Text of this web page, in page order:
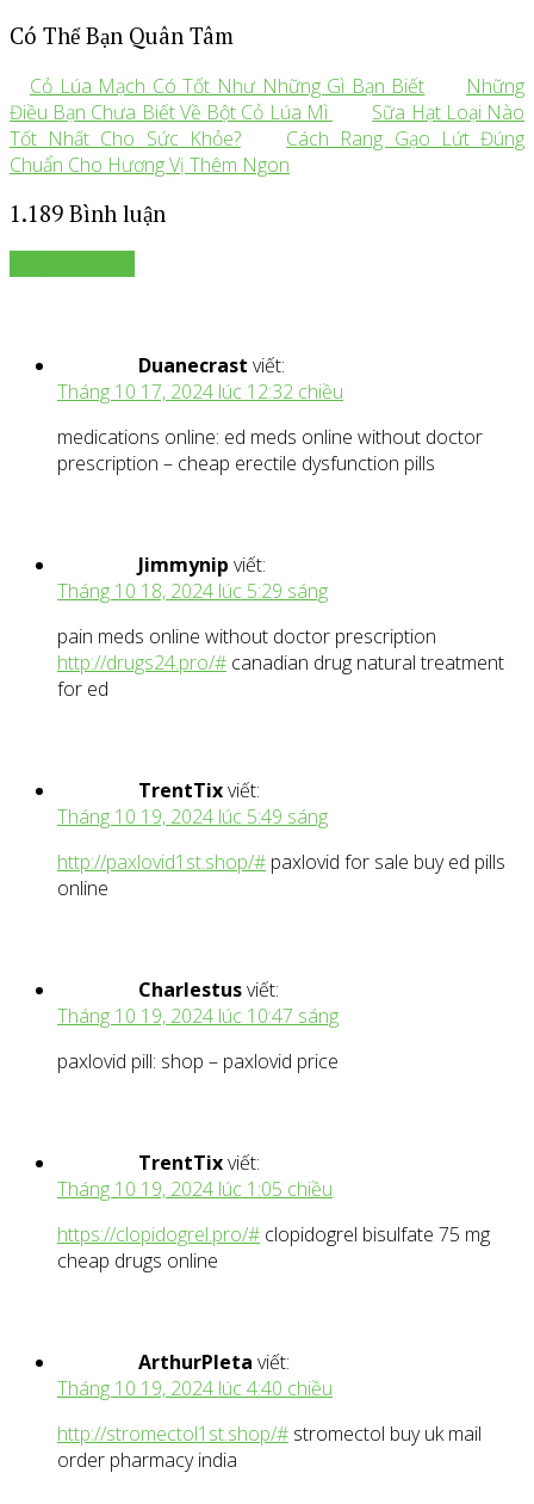
Có Thể Bạn Quân Tâm
Cỏ Lúa Mạch Có Tốt Như Những Gì Bạn Biết
Những
Điều Bạn Chưa Biết Về Bột Cỏ Lúa Mì
Sữa Hạt Loại Nào
Tốt Nhất Cho Sức Khỏe?
Cách Rang Gạo Lứt Đúng
Chuẩn Cho Hương Vị Thêm Ngon
1.189 Bình luận
Duanecrast viết:
Tháng 10 17, 2024 lúc 12:32 chiều
medications online: ed meds online without doctor
prescription – cheap erectile dysfunction pills
Jimmynip viết:
Tháng 10 18, 2024 lúc 5:29 sáng
pain meds online without doctor prescription
http://drugs24.pro/# canadian drug natural treatment
for ed
TrentTixviết:
Tháng 10 19, 2024 lúc 5:49 sáng
http://paxlovid1st.shop/# paxlovid for sale buy ed pills
online
Charlestusviết:
Tháng 10 19, 2024 lúc 10:47 sáng
paxlovid pill: shop – paxlovid price
TrentTixviết:
Tháng 10 19, 2024 lúc 1:05 chiều
https://clopidogrel.pro/# clopidogrel bisulfate 75 mg
cheap drugs online
ArthurPleta viết:
Tháng 10 19, 2024 lúc 4:40 chiều
http://stromectol1st.shop/# stromectol buy uk mail
order pharmacy india